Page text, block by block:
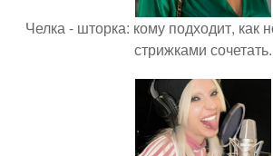
Челка - шторка: кому подходит, как
стрижками сочетать.